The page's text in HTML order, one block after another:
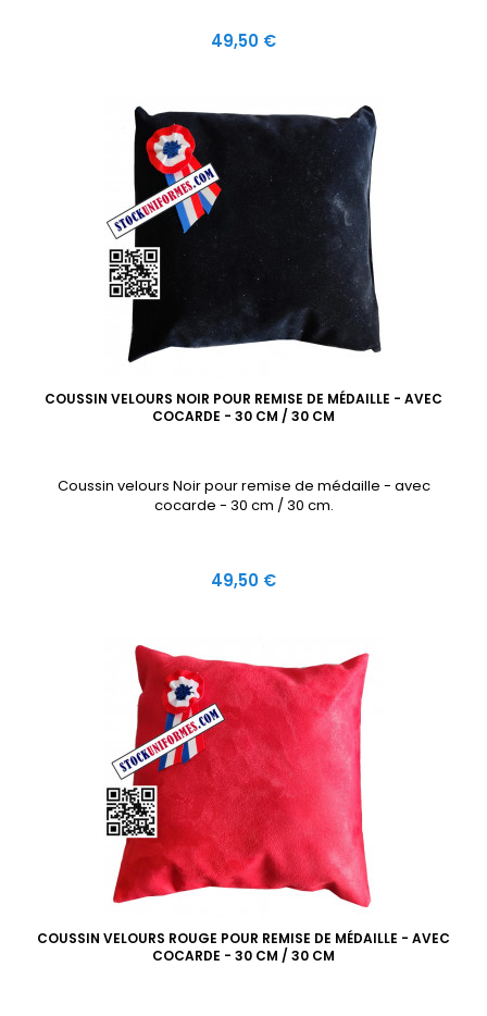
Prix
49,50 €
COUSSIN VELOURS NOIR POUR REMISE DE MÉDAILLE - AVEC
COCARDE - 30 CM / 30 CM
Coussin velours Noir pour remise de médaille - avec
cocarde - 30 cm / 30 cm.
Prix
49,50 €
COUSSIN VELOURS ROUGE POUR REMISE DE MÉDAILLE - AVEC
COCARDE - 30 CM / 30 CM